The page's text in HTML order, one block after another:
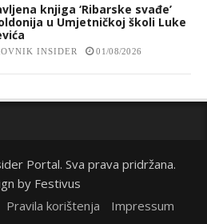
knjiga ‘Ribarske svađe’
u Umjetničkoj školi Luke
INSIDER 01/08/2026
Portal. Sva prava pridržana.
by Festivus
Pravila korištenja Impressum